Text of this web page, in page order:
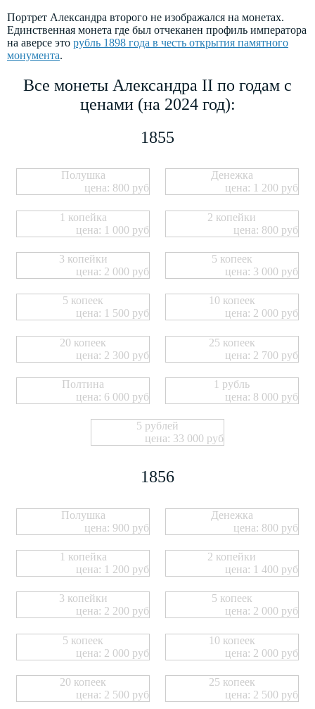
Портрет Александра второго не изображался на монетах.
Единственная монета где был отчеканен профиль императора
на аверсе это рубль 1898 года в честь открытия памятного
монумента.
Все монеты Александра II по годам с
ценами (на 2024 год):
1855
Полушка
цена: 800 руб
Денежка
цена: 1 200 руб
1 копейка
цена: 1 000 руб
2 копейки
цена: 800 руб
3 копейки
цена: 2 000 руб
5 копеек
цена: 3 000 руб
5 копеек
цена: 1 500 руб
10 копеек
цена: 2 000 руб
20 копеек
цена: 2 300 руб
25 копеек
цена: 2 700 руб
Полтина
цена: 6 000 руб
1 рубль
цена: 8 000 руб
5 рублей
цена: 33 000 руб
1856
Полушка
цена: 900 руб
Денежка
цена: 800 руб
1 копейка
цена: 1 200 руб
2 копейки
цена: 1 400 руб
3 копейки
цена: 2 200 руб
5 копеек
цена: 2 000 руб
5 копеек
цена: 2 000 руб
10 копеек
цена: 2 000 руб
20 копеек
цена: 2 500 руб
25 копеек
цена: 2 500 руб